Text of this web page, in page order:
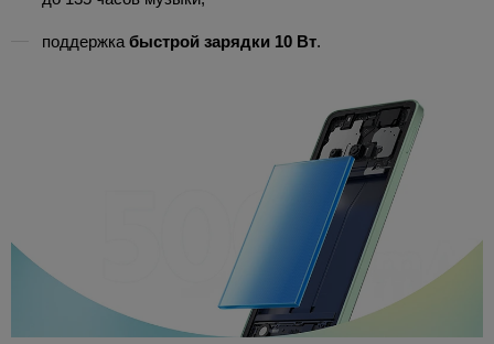
поддержка быстрой зарядки 10 Вт.